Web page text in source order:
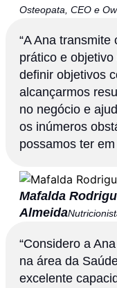
Osteopata, CEO e
“A Ana transmite
prático e
definir objetivos
alcançarmos
no negócio e
os inúmeros
possamos ter em
Mafalda
Almeida
“Considero a
na área da
excelente